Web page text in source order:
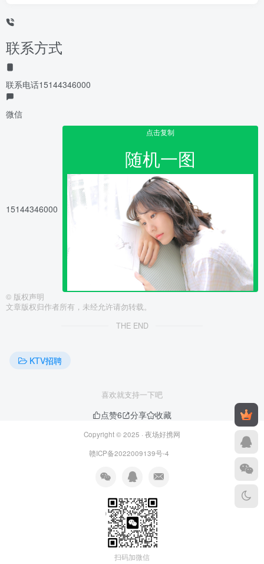
联系方式
联系电话15144346000
微信
15144346000
点击复制
随机一图
© 版权声明
文章版权归作者所有，未经允许请勿转载。
THE END
KTV招聘
喜欢就支持一下吧
点赞6 分享 收藏
Copyright © 2025 · 夜场好携网
赣ICP备2022009139号-4
扫码加微信